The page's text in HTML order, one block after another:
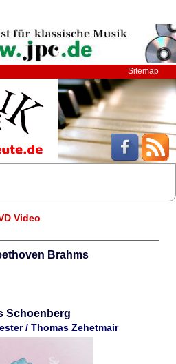
Sitemap
Video
Brahms
Schoenberg
/ Thomas Zehetmair